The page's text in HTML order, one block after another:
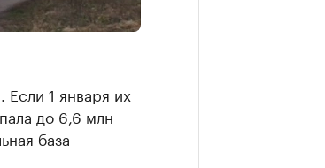
1 января их
до 6,6 млн
база